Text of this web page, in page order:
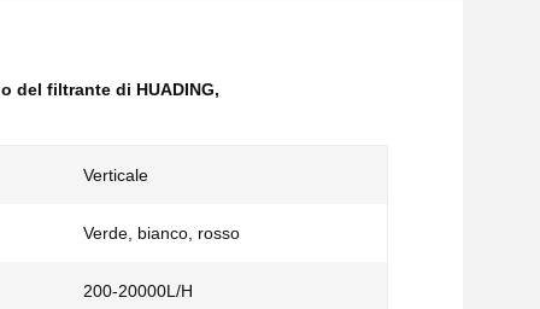
del filtrante di HUADING,
Verticale
Verde, bianco, rosso
200-20000L/H